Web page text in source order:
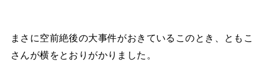
まさに空前絶後の大事件がおきているこのとき、ともこ
さんが横をとおりがかりました。